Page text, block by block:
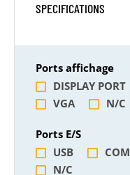
SPECIFICATIONS
Ports affichage
DISPLAY PORT
VGA
N/C
Ports E/S
USB
COM
N/C